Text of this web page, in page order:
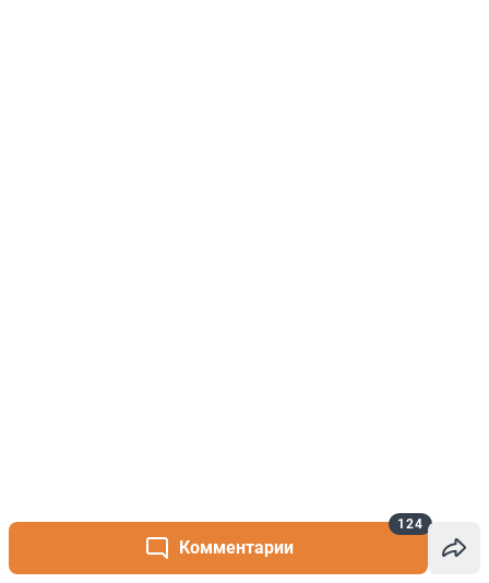
Комментарии
124